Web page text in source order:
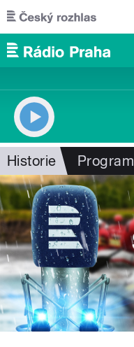
Přejít k hlavnímu obsahu
Historie Program